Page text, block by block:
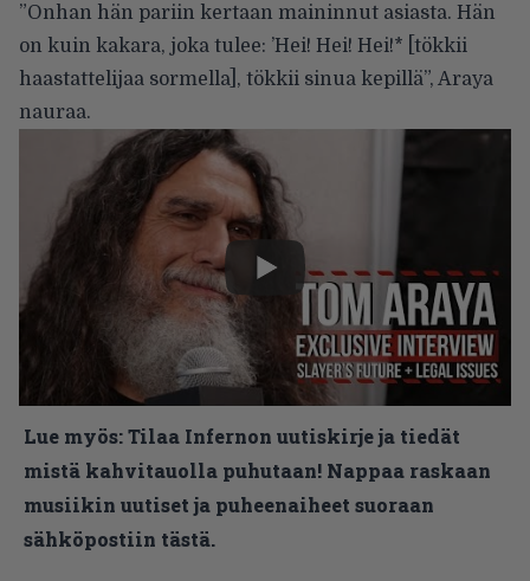
”Onhan hän pariin kertaan maininnut asiasta. Hän
on kuin kakara, joka tulee: ’Hei! Hei! Hei!* [tökkii
haastattelijaa sormella], tökkii sinua kepillä”, Araya
nauraa.
Lue myös:Tilaa Infernon uutiskirje ja tiedät
mistä kahvitauolla puhutaan! Nappaa raskaan
musiikin uutiset ja puheenaiheet suoraan
sähköpostiin tästä.